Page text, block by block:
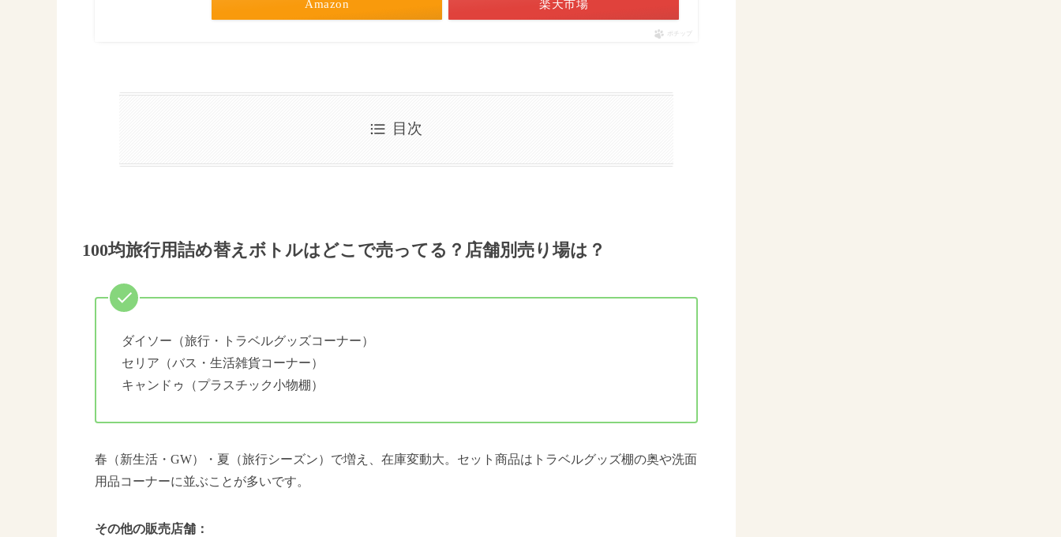
Amazon 楽天市場
ポチップ
目次
100均旅行用詰め替えボトルはどこで売ってる？店舗別売り場は？
ダイソー（旅行・トラベルグッズコーナー）
セリア（バス・生活雑貨コーナー）
キャンドゥ（プラスチック小物棚）
春（新生活・GW）・夏（旅行シーズン）で増え、在庫変動大。セット商品はトラベルグッズ棚の奥や洗面
用品コーナーに並ぶことが多いです。
その他の販売店舗：